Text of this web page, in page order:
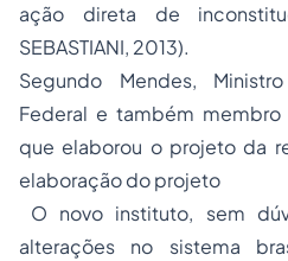
ação direta de
SEBASTIANI, 2013).
Segundo Mendes,
Federal e também
que elaborou o projeto da
elaboração do projeto
O novo instituto, sem
alterações no sistema